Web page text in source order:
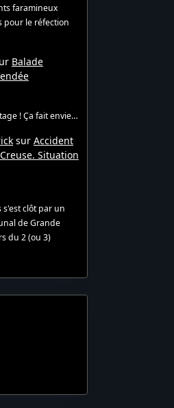
faramineux
pour le réfection
Balade
! Ça fait envie…
sur Accident
Situation
s'est clôt par un
de Grande
du 2 (ou 3)